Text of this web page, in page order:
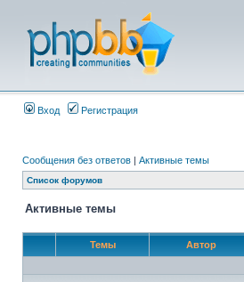
Вход Регистрация
Сообщения без ответов | Активные темы
Список форумов
Активные темы
Темы Автор